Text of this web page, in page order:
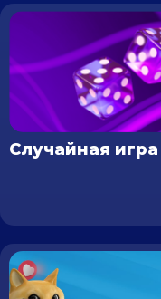
Случайная игра